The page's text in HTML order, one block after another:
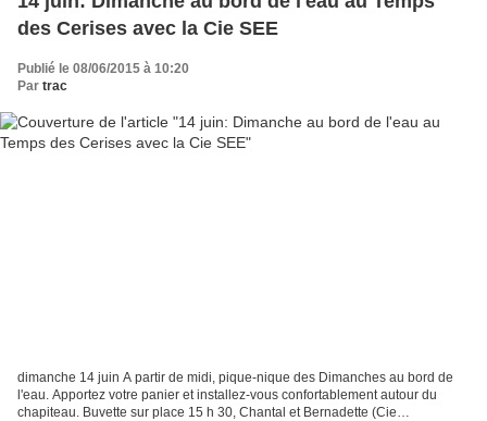
des Cerises avec la Cie SEE
Publié le 08/06/2015 à 10:20
Par trac
dimanche 14 juin A partir de midi, pique-nique des Dimanches au bord de
l'eau. Apportez votre panier et installez-vous confortablement autour du
chapiteau. Buvette sur place 15 h 30, Chantal et Bernadette (Cie